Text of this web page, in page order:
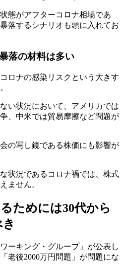
態がアフターコロナ相場であ
落するシナリオも頭に入れてお
落の材料は多い
ロナの感染リスクという大きす
い状況において、アメリカでは
、中米では貿易摩擦など問題が
の写し鏡である株価にも影響が
状況であるコロナ禍では、株式
ません。
ためには30代から
ーキング・グループ」が公表し
老後2000万円問題」が問題にな